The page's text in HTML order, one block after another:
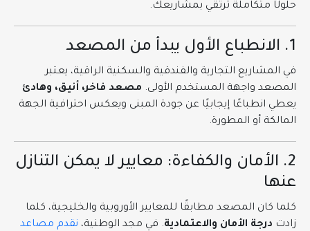
حلولًا متكاملة ترتقي بمشاريعك.
1. الانطباع الأول يبدأ من المصعد
في المشاريع التجارية والفندقية والسكنية الراقية، يعتبر
المصعد واجهة المستخدم الأولى. مصعد فاخر، أنيق، وهادئ
يعطي انطباعًا إيجابيًا عن جودة المبنى ويعكس احترافية الجهة
المالكة أو المطورة.
2. الأمان والكفاءة: معايير لا يمكن التنازل
عنها
كلما كان المصعد مطابقًا للمعايير الأوروبية والخليجية، كلما
زادت درجة الأمان والاعتمادية. في مجد الوطنية، نقدم مصاعد